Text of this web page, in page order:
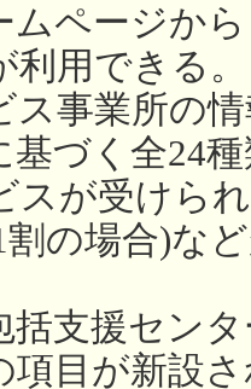
ムページか
利用できる
ス事業所の
基づく全24
スが受けら
割の場合)な
括支援セン
項目が新設